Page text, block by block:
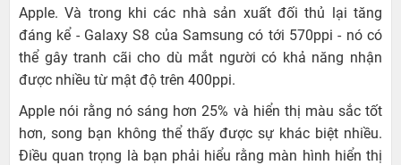
Apple. Và trong khi các nhà sản xuất đối thủ lại tăng
đáng kể - Galaxy S8 của Samsung có tới 570ppi - nó có
thể gây tranh cãi cho dù mắt người có khả năng nhận
được nhiều từ mật độ trên 400ppi.
Apple nói rằng nó sáng hơn 25% và hiển thị màu sắc tốt
hơn, song bạn không thể thấy được sự khác biệt nhiều.
Điều quan trọng là bạn phải hiểu rằng màn hình hiển thị